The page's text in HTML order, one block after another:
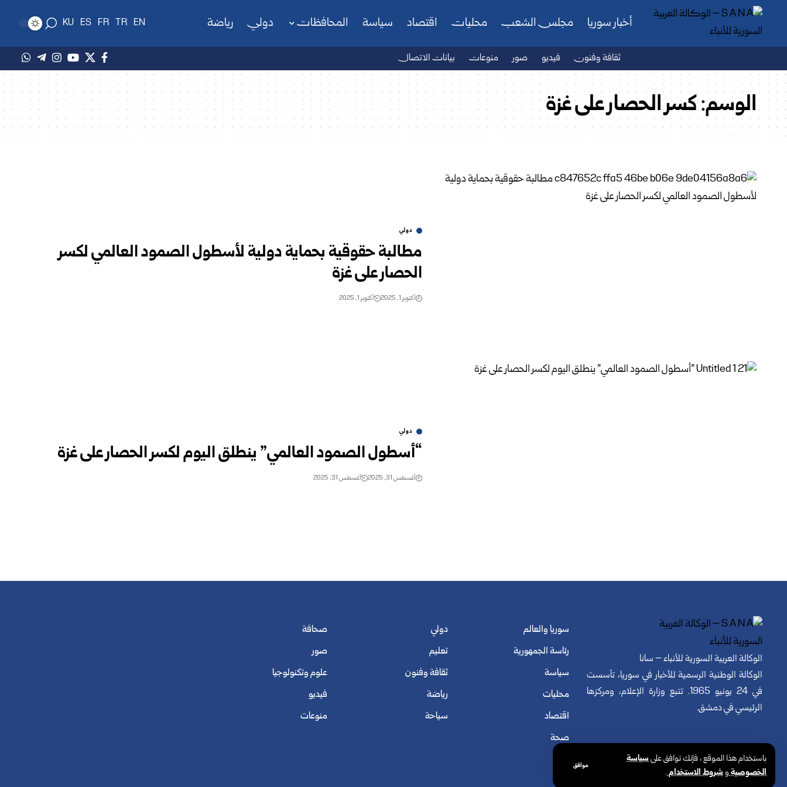
باستخدام هذا الموقع ، فإنك توافق علىسياسة
الخصوصيةوشروط الاستخدام.
موافق
أخبار سوريا مجلس الشعب محليات اقتصاد سياسة المحافظات دولي رياضة EN
TR
FR
ES
KU
ثقافة وفنون فيديو صور منوعات بيانات الاتصال
الوسم:كسر الحصار على غزة
دولي
مطالبة حقوقية بحماية دولية لأسطول الصمود العالمي لكسر
الحصار على غزة
أكتوبر 1, 2025 أكتوبر 1, 2025
دولي
“أسطول الصمود العالمي” ينطلق اليوم لكسر الحصار على غزة
أغسطس 31, 2025 أغسطس 31, 2025
الوكالة العربية السورية للأنباء – سانا
الوكالة الوطنية الرسمية للأخبار في سوريا، تأسست
في 24 يونيو 1965. تتبع وزارة الإعلام، ومركزها
الرئيسي في دمشق.
سوريا والعالم
رئاسة الجمهورية
سياسة
محليات
اقتصاد
صحة
دولي
تعليم
ثقافة وفنون
رياضة
سياحة
صحافة
صور
علوم وتكنولوجيا
فيديو
منوعات